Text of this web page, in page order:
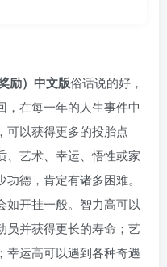
励）中文版俗话说的好，
，在每一年的人生事件中
可以获得更多的投胎点
、艺术、幸运、悟性或家
德，肯定有诸多困难。
如开挂一般。智力高可以
员并获得更长的寿命；艺
幸运高可以遇到各种奇遇